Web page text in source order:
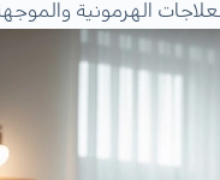
العلاجات الهرمونية